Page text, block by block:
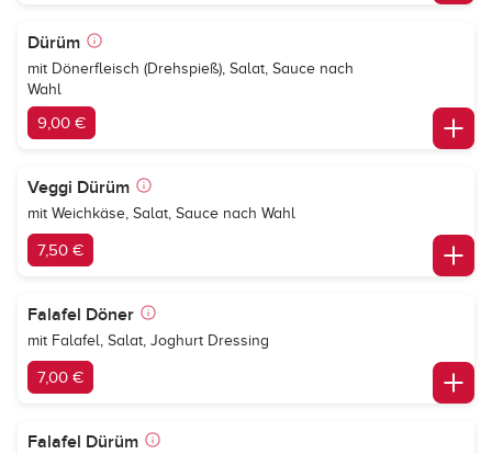
Dürüm
mit Dönerfleisch (Drehspieß), Salat, Sauce nach
Wahl
9,00 €
Veggi Dürüm
mit Weichkäse, Salat, Sauce nach Wahl
7,50 €
Falafel Döner
mit Falafel, Salat, Joghurt Dressing
7,00 €
Falafel Dürüm